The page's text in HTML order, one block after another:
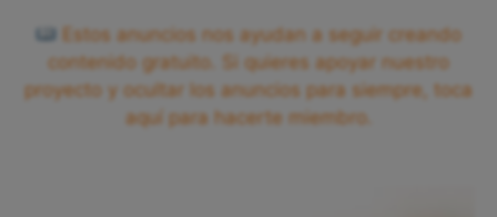
Estos anuncios nos ayudan a seguir creando
contenido gratuito. Si quieres apoyar nuestro
proyecto y ocultar los anuncios para siempre, toca
aquí para hacerte miembro.